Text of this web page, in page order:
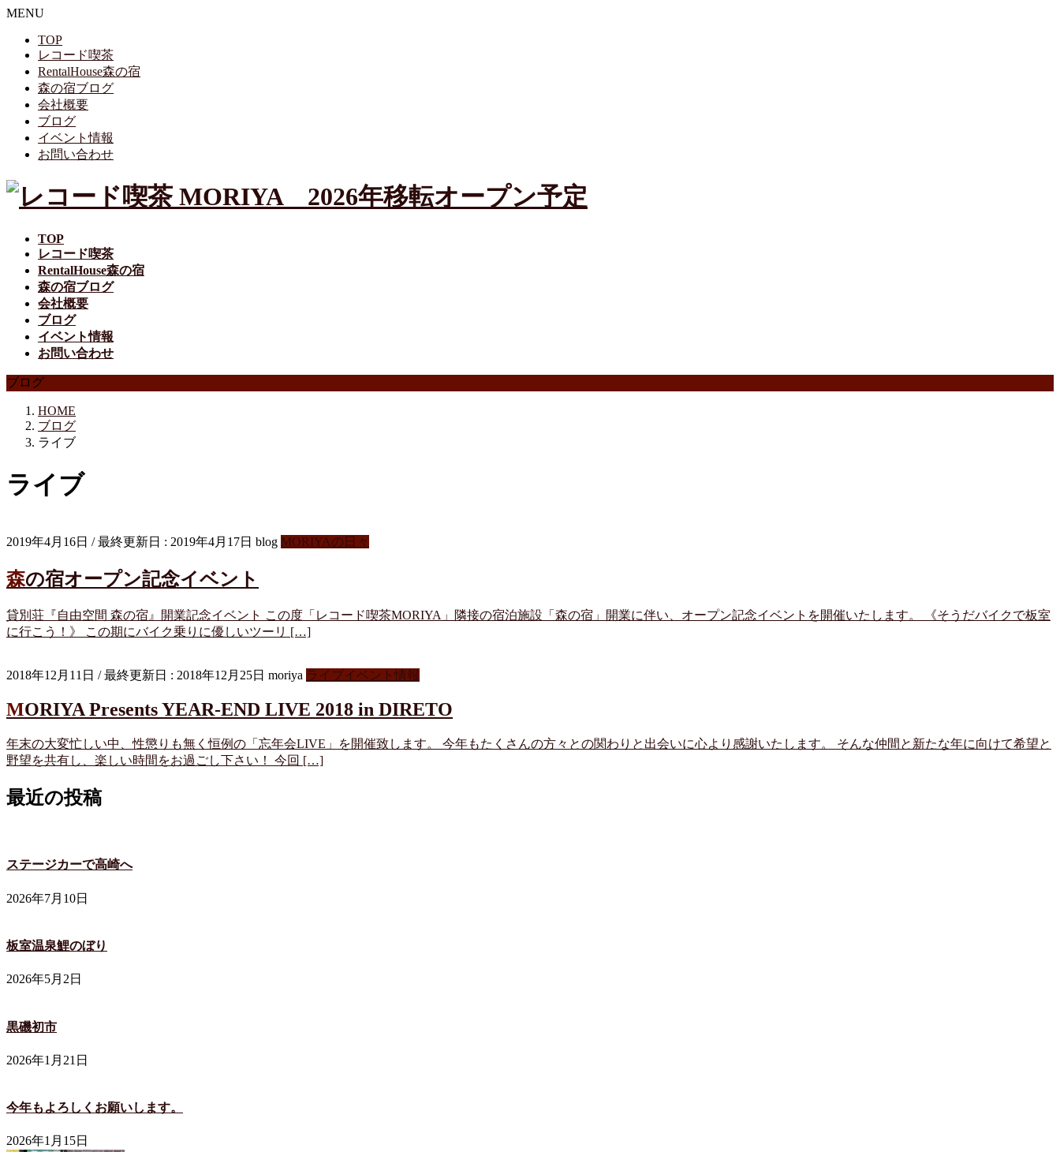
MENU
TOP
レコード喫茶
RentalHouse森の宿
森の宿ブログ
会社概要
ブログ
イベント情報
お問い合わせ
TOP
レコード喫茶
RentalHouse森の宿
森の宿ブログ
会社概要
ブログ
イベント情報
お問い合わせ
ブログ
HOME
ブログ
ライブ
ライブ
2019年4月16日 / 最終更新日 : 2019年4月17日 blog MORIYAの日々
森の宿オープン記念イベント
貸別荘『自由空間 森の宿』開業記念イベント この度「レコード喫茶MORIYA」隣接の宿泊施設「森の宿」開業に伴い、オープン記念イベントを開催いたします。 《そうだバイクで板室
に行こう！》 この期にバイク乗りに優しいツーリ […]
2018年12月11日 / 最終更新日 : 2018年12月25日 moriya ライブイベント情報
MORIYA Presents YEAR-END LIVE 2018 in DIRETO
年末の大変忙しい中、性懲りも無く恒例の「忘年会LIVE」を開催致します。 今年もたくさんの方々との関わりと出会いに心より感謝いたします。 そんな仲間と新たな年に向けて希望と
野望を共有し、楽しい時間をお過ごし下さい！ 今回 […]
最近の投稿
ステージカーで高崎へ
2026年7月10日
板室温泉鯉のぼり
2026年5月2日
黒磯初市
2026年1月21日
今年もよろしくお願いします。
2026年1月15日